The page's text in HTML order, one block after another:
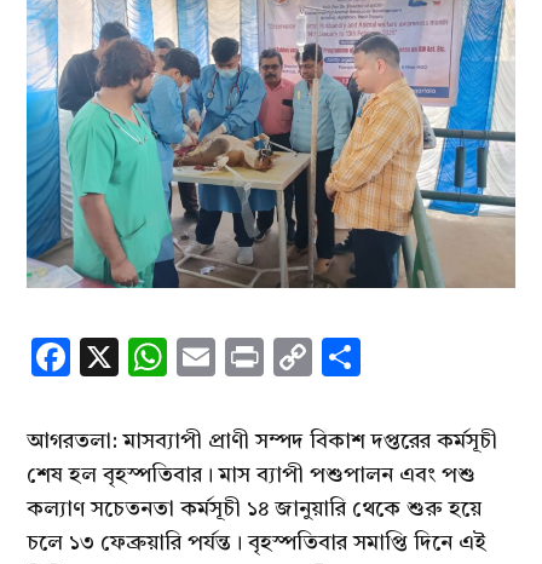
Facebook
X WhatsApp
EmailPrintCopy
আগরতলা: মাসব্যাপী প্রাণী সম্পদ বিকাশ দপ্তরের কর্মসূচী
শেষ হল বৃহস্পতিবার। মাস ব্যাপী পশুপালন এবং পশু
কল্যাণ সচেতনতা কর্মসূচী ১৪ জানুয়ারি থেকে শুরু হয়ে
চলে ১৩ ফেব্রুয়ারি পর্যন্ত। বৃহস্পতিবার সমাপ্তি দিনে এই